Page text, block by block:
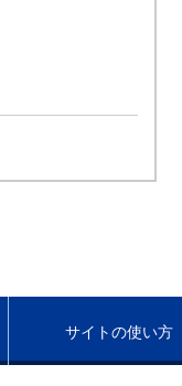
サイトの使い方